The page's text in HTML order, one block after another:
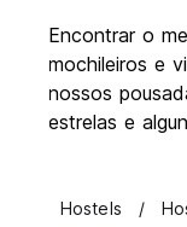
Encontrar o
mochileiros e
nossos
estrelas e
Hostels